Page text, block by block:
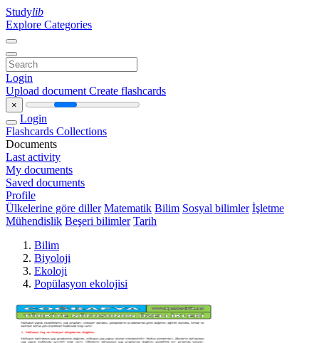
Studylib
Explore Categories
Login
Upload document Create flashcards
×
Login
Flashcards Collections
Documents
Last activity
My documents
Saved documents
Profile
Ülkelerine göre diller Matematik Bilim Sosyal bilimler İşletme
Mühendislik Beşeri bilimler Tarih
Bilim
Biyoloji
Ekoloji
Popülasyon ekolojisi